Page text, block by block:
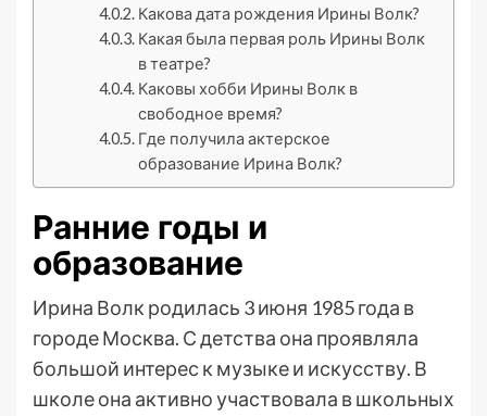
Какова дата рождения Ирины Волк?
Какая была первая роль Ирины Волк
в театре?
Каковы хобби Ирины Волк в
свободное время?
Где получила актерское
образование Ирина Волк?
Ранние годы и
образование
Ирина Волк родилась 3 июня 1985 года в
городе Москва. С детства она проявляла
большой интерес к музыке и искусству. В
школе она активно участвовала в школьных